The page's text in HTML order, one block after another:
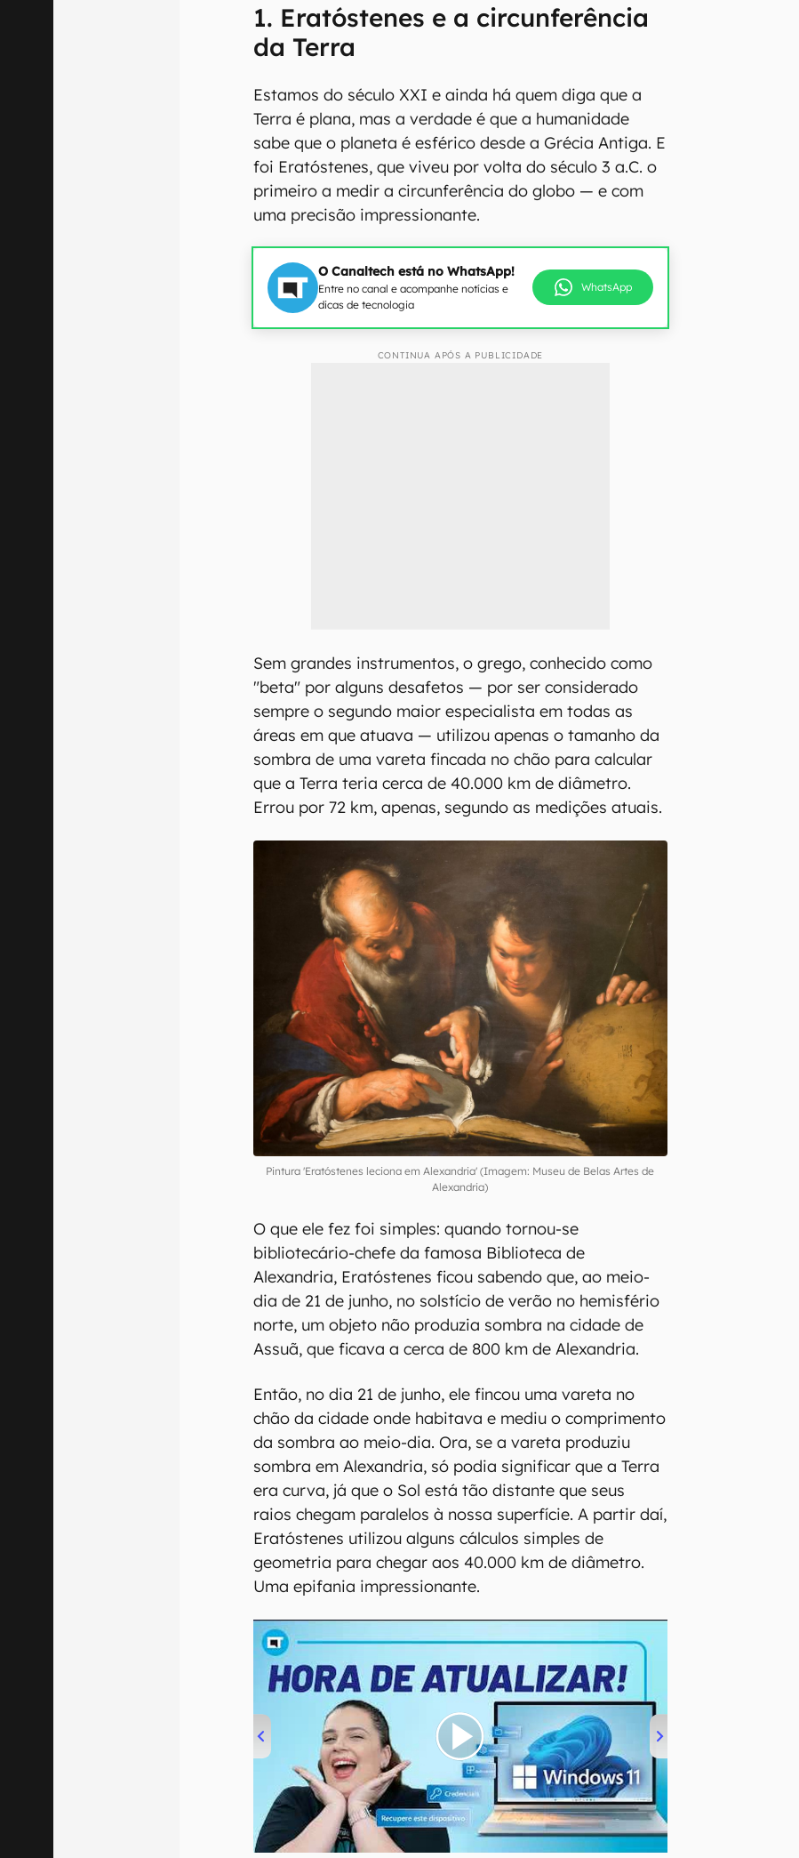
1. Eratóstenes e a circunferência
da Terra
Estamos do século XXI e ainda há quem diga que a
Terra é plana, mas a verdade é que a humanidade
sabe que o planeta é esférico desde a Grécia Antiga. E
foi Eratóstenes, que viveu por volta do século 3 a.C. o
primeiro a medir a circunferência do globo — e com
uma precisão impressionante.
O Canaltech está no WhatsApp!
Entre no canal e acompanhe notícias e
dicas de tecnologia
WhatsApp
CONTINUA APÓS A PUBLICIDADE
Sem grandes instrumentos, o grego, conhecido como
"beta" por alguns desafetos — por ser considerado
sempre o segundo maior especialista em todas as
áreas em que atuava — utilizou apenas o tamanho da
sombra de uma vareta fincada no chão para calcular
que a Terra teria cerca de 40.000 km de diâmetro.
Errou por 72 km, apenas, segundo as medições atuais.
Pintura 'Eratóstenes leciona em Alexandria' (Imagem: Museu de Belas Artes de
Alexandria)
O que ele fez foi simples: quando tornou-se
bibliotecário-chefe da famosa Biblioteca de
Alexandria, Eratóstenes ficou sabendo que, ao meio-
dia de 21 de junho, no solstício de verão no hemisfério
norte, um objeto não produzia sombra na cidade de
Assuã, que ficava a cerca de 800 km de Alexandria.
Então, no dia 21 de junho, ele fincou uma vareta no
chão da cidade onde habitava e mediu o comprimento
da sombra ao meio-dia. Ora, se a vareta produziu
sombra em Alexandria, só podia significar que a Terra
era curva, já que o Sol está tão distante que seus
raios chegam paralelos à nossa superfície. A partir daí,
Eratóstenes utilizou alguns cálculos simples de
geometria para chegar aos 40.000 km de diâmetro.
Uma epifania impressionante.
00:00/04:52